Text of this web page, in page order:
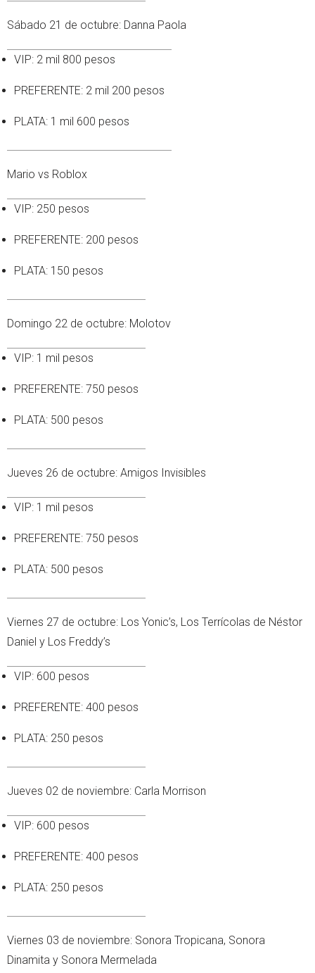
Sábado 21 de octubre: Danna Paola
VIP: 2 mil 800 pesos
PREFERENTE: 2 mil 200 pesos
PLATA: 1 mil 600 pesos
Mario vs Roblox
VIP: 250 pesos
PREFERENTE: 200 pesos
PLATA: 150 pesos
Domingo 22 de octubre: Molotov
VIP: 1 mil pesos
PREFERENTE: 750 pesos
PLATA: 500 pesos
Jueves 26 de octubre: Amigos Invisibles
VIP: 1 mil pesos
PREFERENTE: 750 pesos
PLATA: 500 pesos
Viernes 27 de octubre: Los Yonic’s, Los Terrícolas de Néstor
Daniel y Los Freddy’s
VIP: 600 pesos
PREFERENTE: 400 pesos
PLATA: 250 pesos
Jueves 02 de noviembre: Carla Morrison
VIP: 600 pesos
PREFERENTE: 400 pesos
PLATA: 250 pesos
Viernes 03 de noviembre: Sonora Tropicana, Sonora
Dinamita y Sonora Mermelada